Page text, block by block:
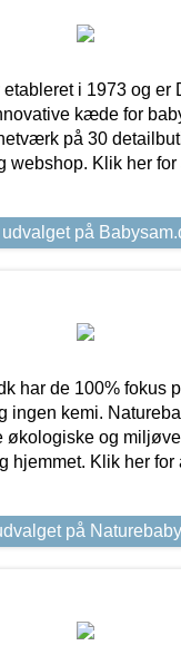
i 1973 og er
kæde for
på 30
webshop. Klik her for
på
har de 100% fokus
ingen kemi.
økologiske og
hjemmet. Klik her for
på